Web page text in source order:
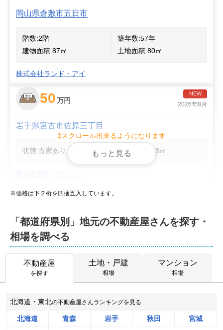
岡山県倉敷市五日市
階数:2階 築年数:57年
建物面積:87㎡ 土地面積:80㎡
株式会社ランド・アイ
NEW
50万円 2026年8月
岩手県宮古市佐原三丁目
状態:古家あり 土地面積: 178㎡
2,100
千葉県君津市中野五丁目
建物面積:125 土地面積: 213㎡
1,900 2026年8月
スクロール出来るようになります
もっと見る
※価格は下２桁を四捨五入しています。
「都道府県別」地元の不動産屋さんを探す・
相場を調べる
不動産屋
を探す
土地・戸建
相場
マンション
相場
北海道・東北の不動産屋さんランキングを見る
北海道 青森 岩手 秋田 宮城